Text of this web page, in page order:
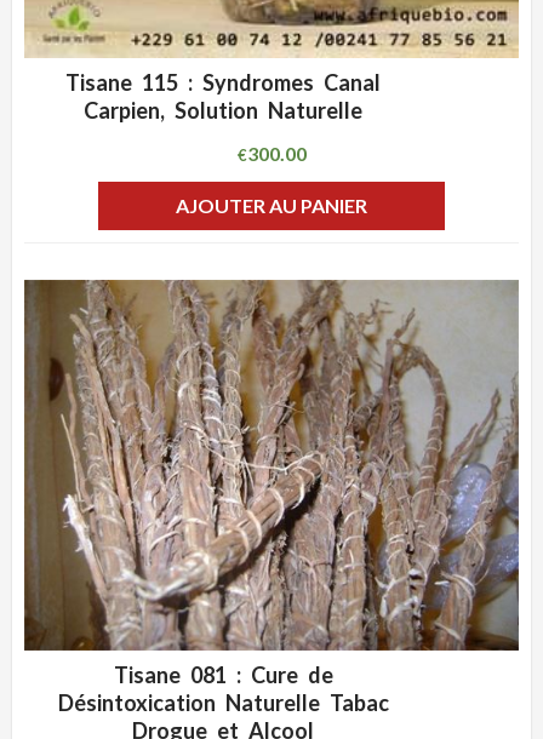
ADD WISHLIST
Tisane 115 : Syndromes Canal
Carpien, Solution Naturelle
€300.00
AJOUTER AU PANIER
ADD WISHLIST
Tisane 081 : Cure de
Désintoxication Naturelle Tabac
Drogue et Alcool